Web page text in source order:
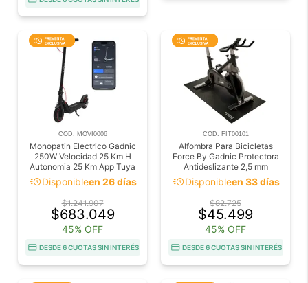
COD. MOVI0006
Monopatin Electrico Gadnic
250W Velocidad 25 Km H
Autonomia 25 Km App Tuya
Smart Freno A Disco Plegable
acuteDisponibleen 26 días
$1.241.907
$683.049
45% OFF
DESDE 6 CUOTAS SIN INTERÉS
COD. FIT00101
Alfombra Para Bicicletas
Force By Gadnic Protectora
Antideslizante 2,5 mm
acuteDisponibleen 33 días
$82.725
$45.499
45% OFF
DESDE 6 CUOTAS SIN INTERÉS